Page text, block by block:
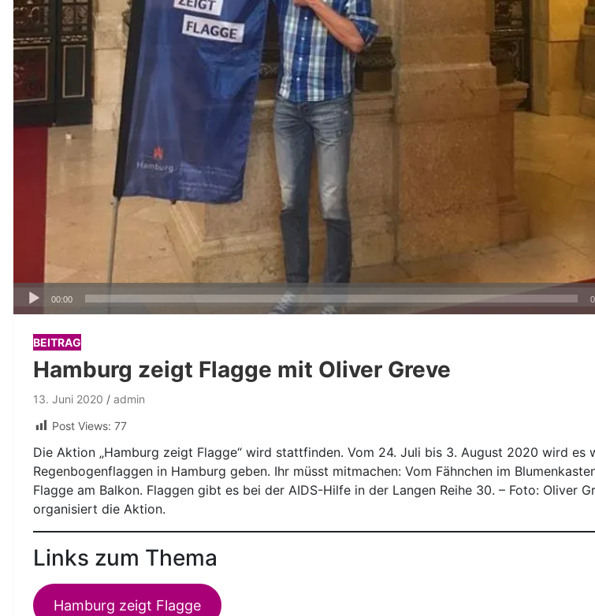
Audio-
00:00
BEITRAG
Hamburg zeigt Flagge mit Oliver Greve
13. Juni 2020
admin
Post Views: 77
Die Aktion „Hamburg zeigt Flagge“ wird stattfinden. Vom 24. Juli bis 3. August 2020 wird es
Regenbogenflaggen in Hamburg geben. Ihr müsst mitmachen: Vom Fähnchen im
Flagge am Balkon. Flaggen gibt es bei der AIDS-Hilfe in der Langen Reihe 30. – Foto: Oliver
organisiert die Aktion.
Links zum Thema
Hamburg zeigt Flagge